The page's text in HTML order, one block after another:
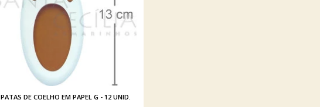
PATAS DE COELHO EM PAPEL G - 12 UNID.